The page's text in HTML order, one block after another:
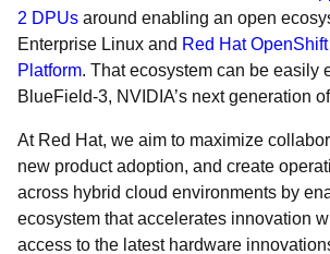
2 DPUs around enabling an open
Enterprise Linux and Red Hat
Platform. That ecosystem can be easily
BlueField-3, NVIDIA’s next generation
At Red Hat, we aim to maximize
new product adoption, and create
across hybrid cloud environments by
ecosystem that accelerates innovation
access to the latest hardware